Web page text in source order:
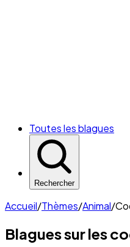
Toutes les blagues
Rechercher
Accueil/Thèmes/Animal/
Blagues sur les